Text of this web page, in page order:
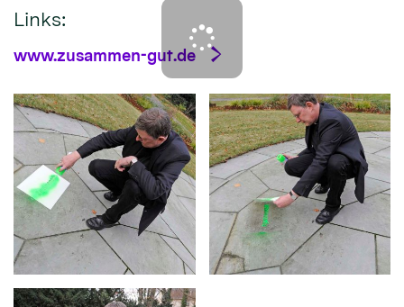
Links:
www.zusammen-gut.de